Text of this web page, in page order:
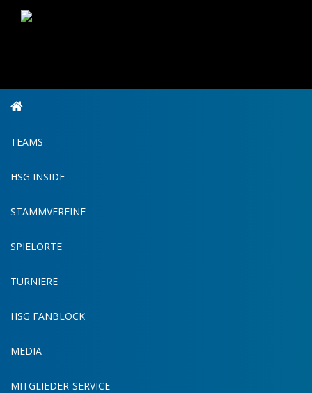
TEAMS
HSG INSIDE
STAMMVEREINE
SPIELORTE
TURNIERE
HSG FANBLOCK
MEDIA
MITGLIEDER-SERVICE